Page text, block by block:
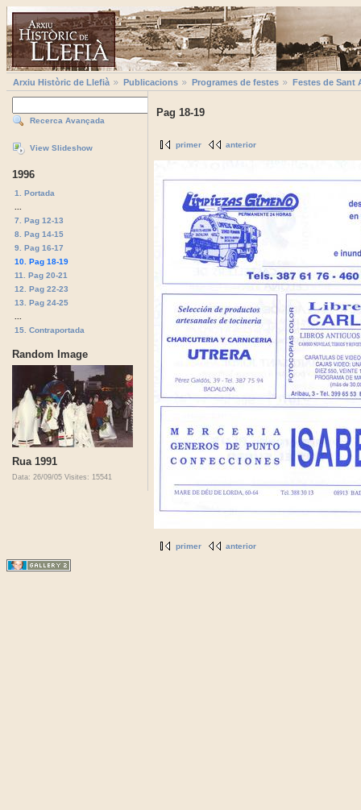
Arxiu Històric de Llefià Publicacions Programes de festes Festes de Sant
Recerca Avançada
View Slideshow
1996
1. Portada
7. Pag 12-13
8. Pag 14-15
9. Pag 16-17
10. Pag 18-19
11. Pag 20-21
12. Pag 22-23
13. Pag 24-25
15. Contraportada
Random Image
Rua 1991
Data: 26/09/05 Visites: 15541
Pag 18-19
primer anterior
primer anterior